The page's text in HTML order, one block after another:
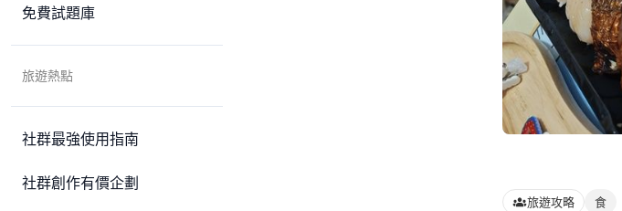
免費試題庫
旅遊熱點
社群最強使用指南
社群創作有價企劃
旅遊攻略 食